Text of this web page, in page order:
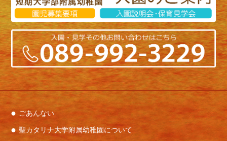
ごあんない
聖カタリナ大学附属幼稚園について